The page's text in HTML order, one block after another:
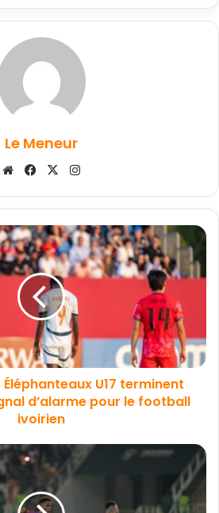
Le Meneur
WebsiteFacebook
X
U17 terminent
d’alarme pour le football
ivoirien